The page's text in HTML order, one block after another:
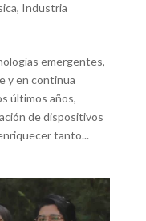
, Industria
emergentes,
y en continua
últimos años,
de dispositivos
tanto...